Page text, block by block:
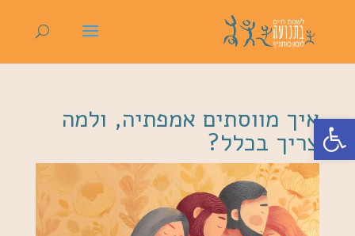
פתח סרגל נגישות
איך מווסתים אמפתיה, ולמה
צריך בכלל?